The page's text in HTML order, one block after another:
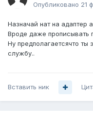
Опубликовано 21
Назначай нат на адаптер
Вроде даже прописывать
Ну предполагаетсячто ты
службу..
Вставить ник